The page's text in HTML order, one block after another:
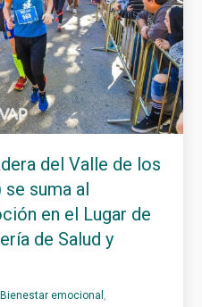
del Valle de los
se suma al
en el Lugar de
de Salud y
Bienestar emocional